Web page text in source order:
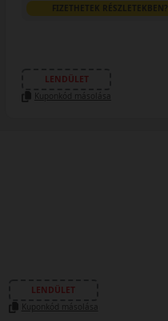
FIZETHETEK RÉSZLETEKBEN?
LENDÜLET
Kuponkód másolása
LENDÜLET
Kuponkód másolása